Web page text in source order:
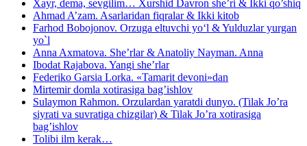
Xayr, dema, sevgilim… Xurshid Davron she’ri & Ikki qo’shiq
Ahmad A’zam. Asarlaridan fiqralar & Ikki kitob
Farhod Bobojonov. Orzuga eltuvchi yo‘l & Yulduzlar yurgan
yo`l
Anna Axmatova. She’rlar & Anatoliy Nayman. Anna
Ibodat Rajabova. Yangi she’rlar
Federiko Garsia Lorka. «Tamarit devoni»dan
Mirtemir domla xotirasiga bag’ishlov
Sulaymon Rahmon. Orzulardan yaratdi dunyo. (Tilak Jo’ra
siyrati va suvratiga chizgilar) & Tilak Jo’ra xotirasiga
bag’ishlov
Tolibi ilm kerak…